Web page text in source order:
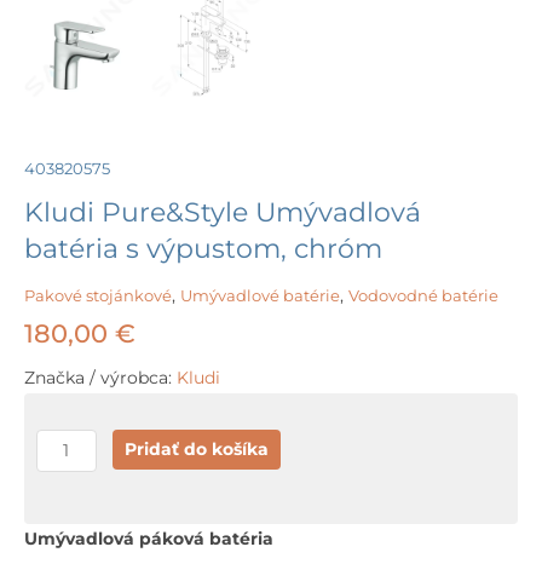
403820575
Kludi Pure&Style Umývadlová
batéria s výpustom, chróm
Pakové stojánkové, Umývadlové batérie, Vodovodné batérie
180,00 €
Značka / výrobca: Kludi
množstvo
Kludi
Umývadlová
Pridať do košíka
Umývadlová páková batéria